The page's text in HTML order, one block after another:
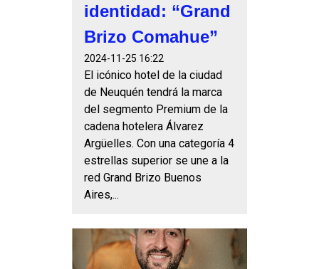
identidad: “Grand
Brizo Comahue”
2024-11-25 16:22
El icónico hotel de la ciudad
de Neuquén tendrá la marca
del segmento Premium de la
cadena hotelera Álvarez
Argüelles. Con una categoría 4
estrellas superior se une a la
red Grand Brizo Buenos
Aires,...